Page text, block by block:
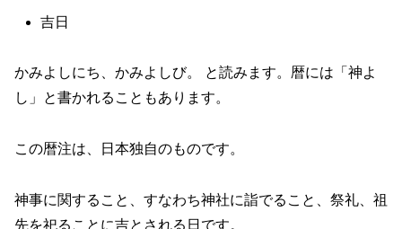
吉日
かみよしにち、かみよしび。 と読みます。暦には「神よ
し」と書かれることもあります。
この暦注は、日本独自のものです。
神事に関すること、すなわち神社に詣でること、祭礼、祖
先を祀ることに吉とされる日です。